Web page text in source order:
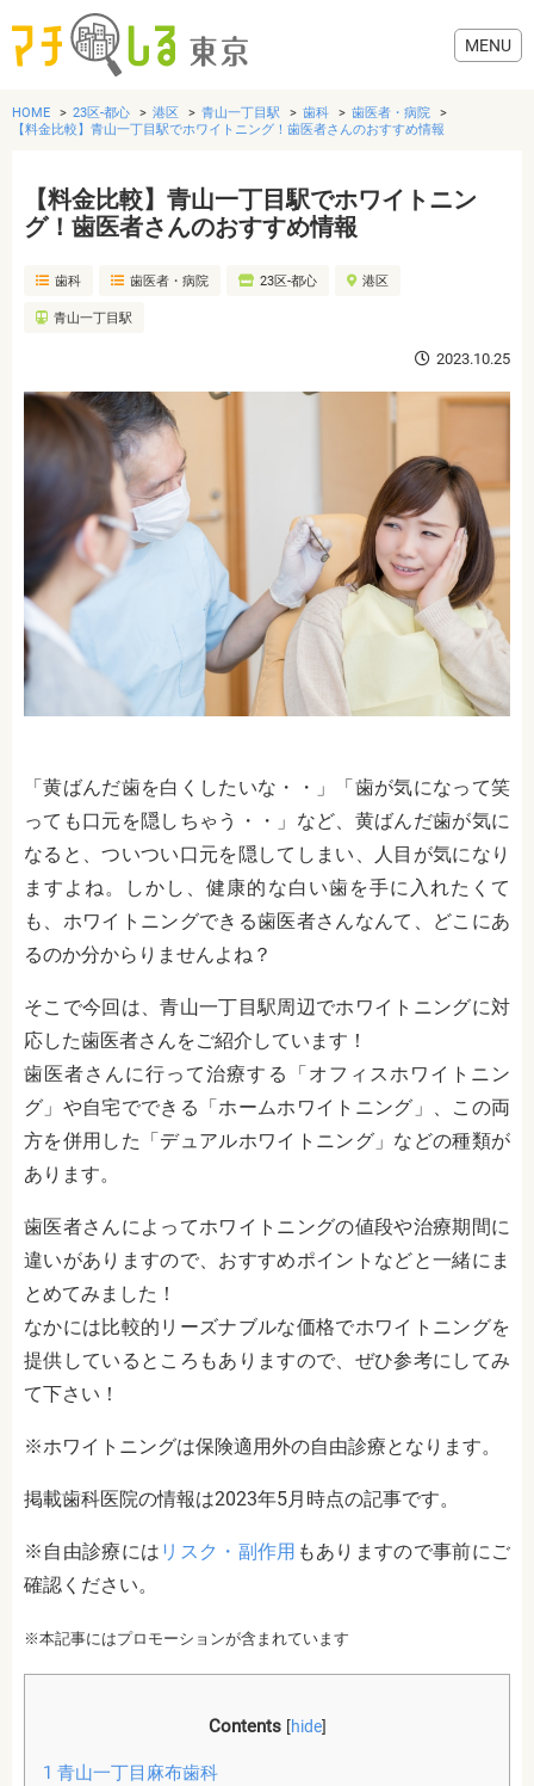
グルメ
美容・健康
おでかけ
HOME 23区-都心 港区 青山一丁目駅 歯科
歯医者・病院
【料金比較】青山一丁目駅でホワイトニング！歯医者さんのおすすめ情報
【料金比較】青山一丁目駅でホワイトニン
グ！歯医者さんのおすすめ情報
歯科 歯医者・病院 23区-都心 港区
青山一丁目駅
2023.10.25
「黄ばんだ歯を白くしたいな・・」「歯が気になって笑
っても口元を隠しちゃう・・」など、黄ばんだ歯が気に
なると、ついつい口元を隠してしまい、人目が気になり
ますよね。しかし、健康的な白い歯を手に入れたくて
も、ホワイトニングできる歯医者さんなんて、どこにあ
るのか分からりませんよね？
そこで今回は、青山一丁目駅周辺でホワイトニングに対
応した歯医者さんをご紹介しています！
歯医者さんに行って治療する「オフィスホワイトニン
グ」や自宅でできる「ホームホワイトニング」、この両
方を併用した「デュアルホワイトニング」などの種類が
あります。
歯医者さんによってホワイトニングの値段や治療期間に
違いがありますので、おすすめポイントなどと一緒にま
とめてみました！
なかには比較的リーズナブルな価格でホワイトニングを
提供しているところもありますので、 ぜひ参考にしてみ
て下さい！
※ホワイトニングは保険適用外の自由診療となります。
掲載歯科医院の情報は2023年5月時点の記事です。
※自由診療には リスク・副作用 もありますので事前にご
確認ください。
※本記事にはプロモーションが含まれています
Contents [hide]
1 青山一丁目麻布歯科